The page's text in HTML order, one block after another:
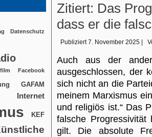
Datenschutz
Facebook
GAFAM
Internet
KEF
Zitiert: Das
dass er die
Publiziert 7. November 2025
Auch aus der
ausgeschlossen, der
sich nicht an die
meinem Marxismus
und religiös ist.“ Das
falsche
gilt. Die absolute